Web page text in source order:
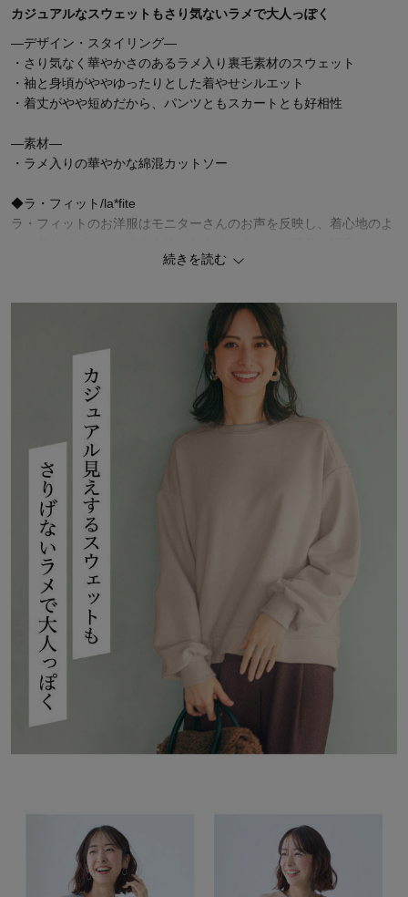
カジュアルなスウェットもさり気ないラメで大人っぽく
―デザイン・スタイリング―
・さり気なく華やかさのあるラメ入り裏毛素材のスウェット
・袖と身頃がややゆったりとした着やせシルエット
・着丈がやや短めだから、パンツともスカートとも好相性
―素材―
・ラメ入りの華やかな綿混カットソー
◆ラ・フィット/la*fite
ラ・フィットのお洋服はモニターさんのお声を反映し、着心地のよ
ズ展開をルールとしています。大人女性のすっきりとおしゃれと着
ラ・フィットです。
続きを読む